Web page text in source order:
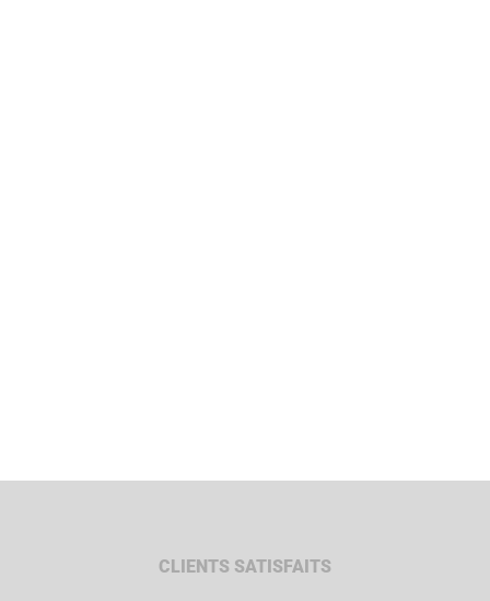
CLIENTS SATISFAITS